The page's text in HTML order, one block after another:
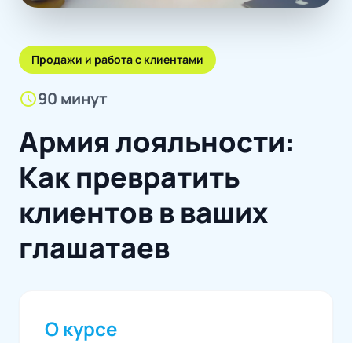
Продажи и работа с клиентами
schedule90 минут
Армия лояльности:
Как превратить
клиентов в ваших
глашатаев
О курсе